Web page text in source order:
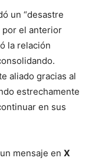
un “desastre
por el anterior
la relación
aliado gracias al
estrechamente
en sus
mensaje en X